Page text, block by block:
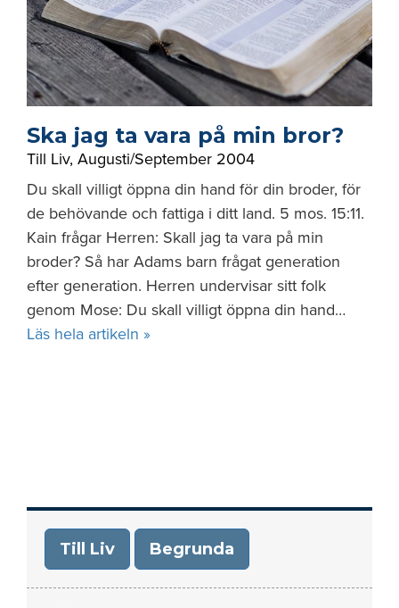
Ska jag ta vara på min bror?
Till Liv, Augusti/September 2004
Du skall villigt öppna din hand för din broder, för
de behövande och fattiga i ditt land. 5 mos. 15:11.
Kain frågar Herren: Skall jag ta vara på min
broder? Så har Adams barn frågat generation
efter generation. Herren undervisar sitt folk
genom Mose: Du skall villigt öppna din hand…
Läs hela artikeln »
Till Liv Begrunda